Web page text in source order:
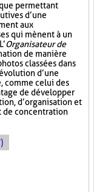
permettant
d’une
aux
qui mènent à un
Organisateur de
de manière
classées dans
d’une
comme celui des
de développer
d’organisation et
de concentration